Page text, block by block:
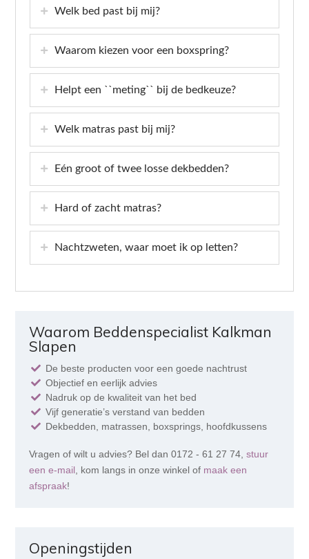
Welk bed past bij mij?
Waarom kiezen voor een boxspring?
Helpt een ``meting`` bij de bedkeuze?
Welk matras past bij mij?
Eén groot of twee losse dekbedden?
Hard of zacht matras?
Nachtzweten, waar moet ik op letten?
Waarom Beddenspecialist Kalkman
Slapen
De beste producten voor een goede nachtrust
Objectief en eerlijk advies
Nadruk op de kwaliteit van het bed
Vijf generatie’s verstand van bedden
Dekbedden, matrassen, boxsprings, hoofdkussens
Vragen of wilt u advies? Bel dan 0172 - 61 27 74,stuur
een e-mail, kom langs in onze winkel of maak een
afspraak!
Openingstijden